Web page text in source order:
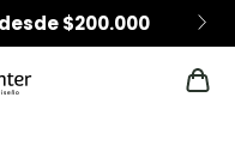
desde $200.000